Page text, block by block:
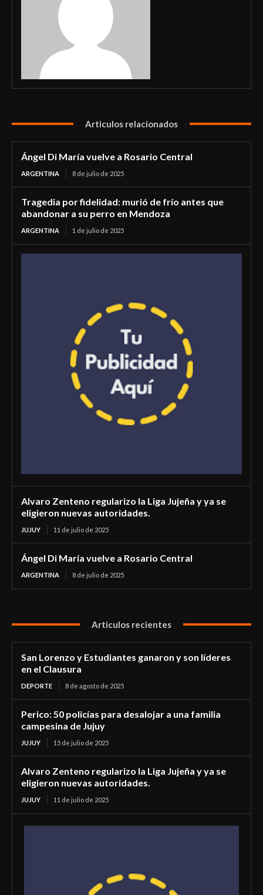
Articulos relacionados
Ángel Di María vuelve a Rosario Central
ARGENTINA 8 de julio de 2025
Tragedia por fidelidad: murió de frío antes que
abandonar a su perro en Mendoza
ARGENTINA 1 de julio de 2025
Alvaro Zenteno regularizo la Liga Jujeña y ya se
eligieron nuevas autoridades.
JUJUY 11 de julio de 2025
Ángel Di María vuelve a Rosario Central
ARGENTINA 8 de julio de 2025
Articulos recientes
San Lorenzo y Estudiantes ganaron y son líderes
en el Clausura
DEPORTE 8 de agosto de 2025
Perico: 50 policías para desalojar a una familia
campesina de Jujuy
JUJUY 15 de julio de 2025
Alvaro Zenteno regularizo la Liga Jujeña y ya se
eligieron nuevas autoridades.
JUJUY 11 de julio de 2025